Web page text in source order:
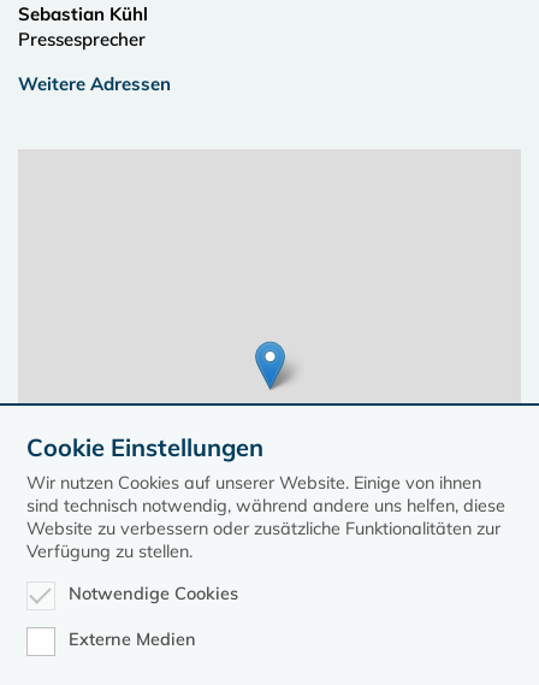
Sebastian Kühl
Pressesprecher
Weitere Adressen
Cookie Einstellungen
Wir nutzen Cookies auf unserer Website. Einige von ihnen
sind technisch notwendig, während andere uns helfen, diese
Website zu verbessern oder zusätzliche Funktionalitäten zur
Verfügung zu stellen.
Notwendige Cookies
Externe Medien